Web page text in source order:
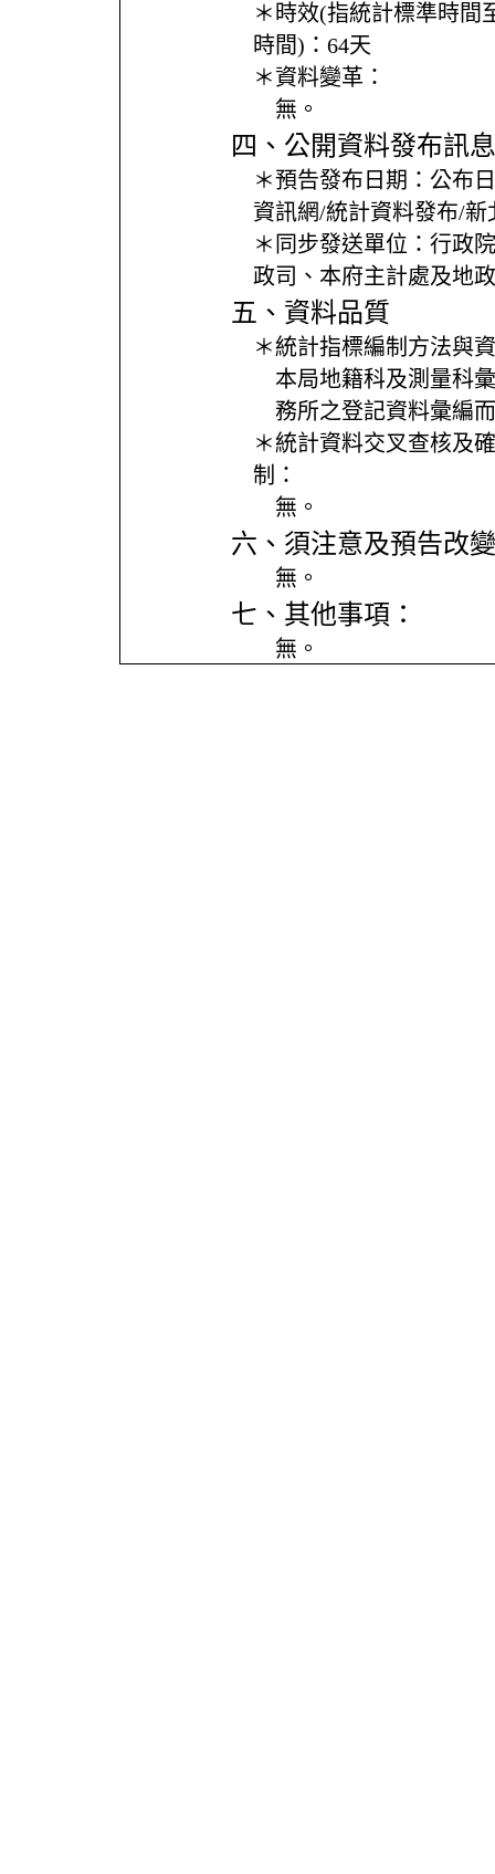
＊時效(指統計標準時間
時間)： 64天
＊資料變革：
無。
四、公開資料發布訊息
＊預告發布日期： 公布
資訊網/統計資料發布/
＊同步發送單位： 行政
政司、本府主計處及地
五、資料品質
＊統計指標編制方法與
本局地籍科及測量科
務所之登記資料彙編
＊統計資料交叉查核及
制：
無。
六、須注意及預告改
無。
七、其他事項：
無。